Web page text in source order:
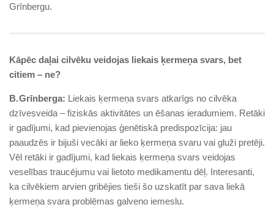
Grīnbergu.
Kāpēc daļai cilvēku veidojas liekais ķermeņa svars, bet
citiem – ne?
B. Grīnberga: Liekais ķermeņa svars atkarīgs no cilvēka
dzīvesveida – fiziskās aktivitātes un ēšanas ieradumiem. Retāki
ir gadījumi, kad pievienojas ģenētiskā predispozīcija: jau
paaudzēs ir bijuši vecāki ar lieko ķermeņa svaru vai gluži pretēji.
Vēl retāki ir gadījumi, kad liekais ķermeņa svars veidojas
veselības traucējumu vai lietoto medikamentu dēļ. Interesanti,
ka cilvēkiem arvien gribējies tieši šo uzskatīt par sava liekā
ķermeņa svara problēmas galveno iemeslu.